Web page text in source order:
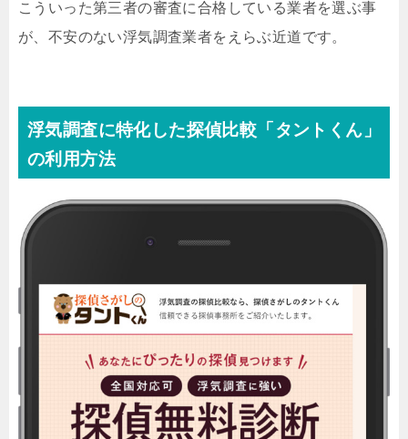
こういった第三者の審査に合格している業者を選ぶ事
が、不安のない浮気調査業者をえらぶ近道です。
浮気調査に特化した探偵比較「タントくん」
の利用方法